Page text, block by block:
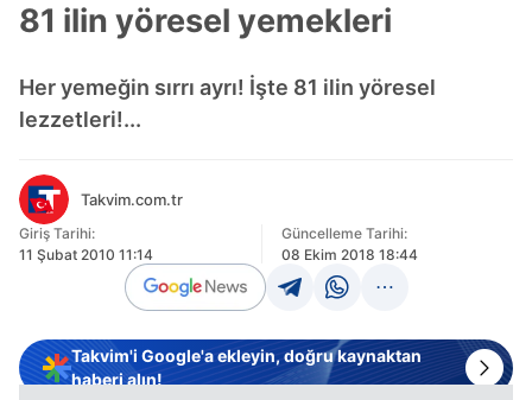
81 ilin yöresel yemekleri
Her yemeğin sırrı ayrı! İşte 81 ilin yöresel
lezzetleri!...
Takvim.com.tr
Giriş Tarihi:
11 Şubat 2010 11:14
Güncelleme Tarihi:
08 Ekim 2018 18:44
Takvim'i Google'a ekleyin, doğru kaynaktan
haberi alın!